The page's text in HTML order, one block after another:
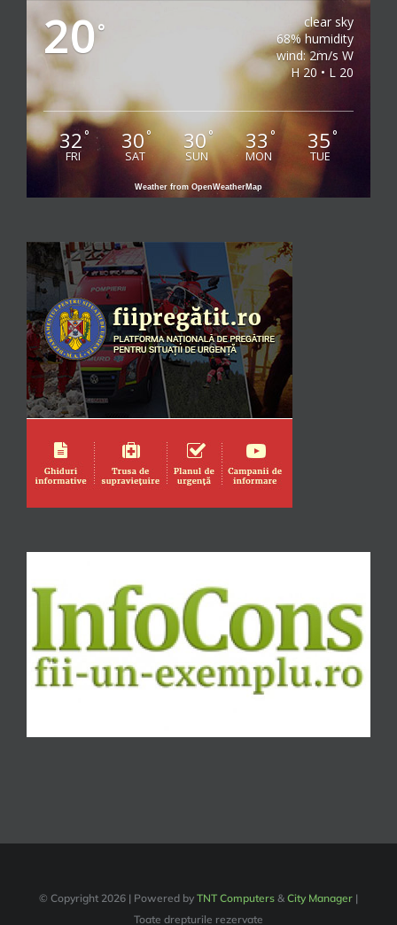
20°
clear sky
68% humidity
wind: 2m/s W
H 20 • L 20
32°
FRI
30°
SAT
30°
SUN
33°
MON
35°
TUE
Weather from OpenWeatherMap
© Copyright 2026 | Powered by TNT Computers & City Manager |
Toate drepturile rezervate